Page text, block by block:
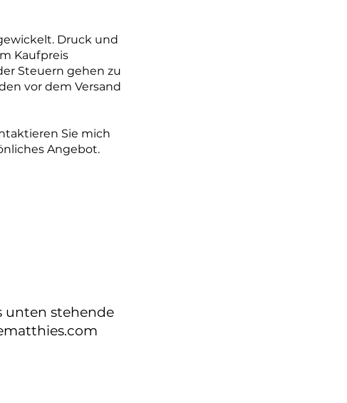
Druck und
Kaufpreis
Steuern gehen zu
vor dem Versand
Sie mich
Angebot.
unten stehende